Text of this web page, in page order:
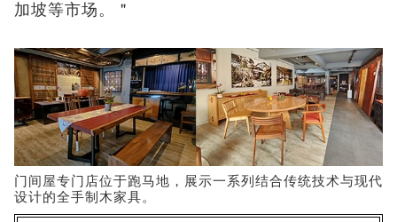
加坡等市场。＂
门间屋专门店位于跑马地，展示一系列结合传统技术与现代
设计的全手制木家具。